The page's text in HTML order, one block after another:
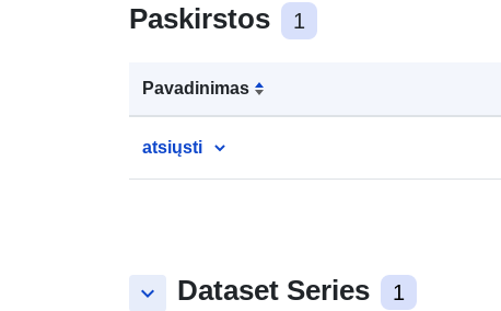
Paskirstos 1
Pavadinimas
atsiųsti
keyboard_arrow_down Dataset Series 1